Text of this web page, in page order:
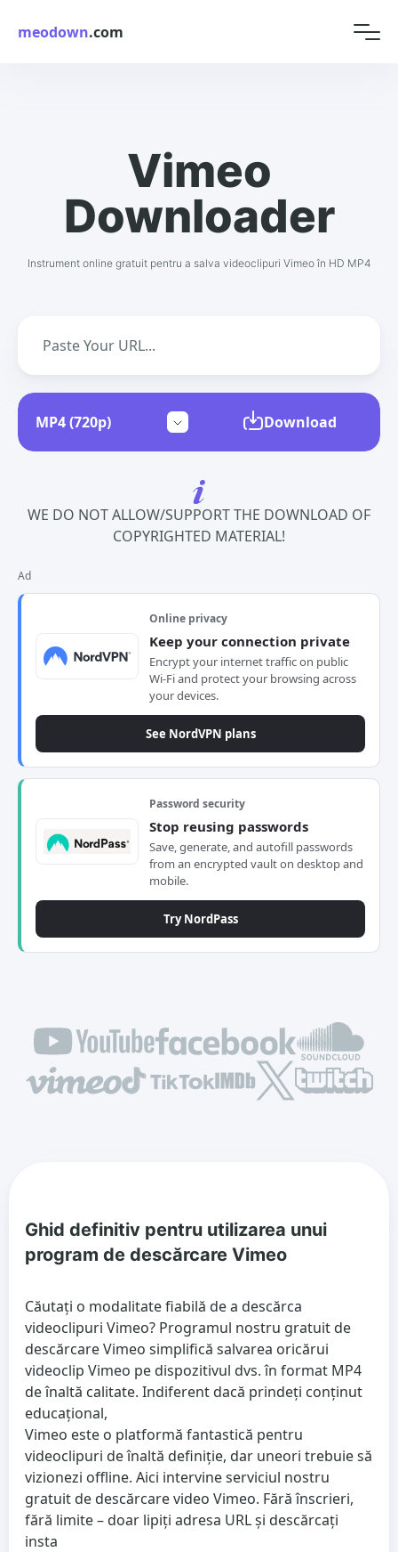
meodown.com
Vimeo
Downloader
Instrument online gratuit pentru a salva videoclipuri Vimeo în HD MP4
Download
WE DO NOT ALLOW/SUPPORT THE DOWNLOAD OF
COPYRIGHTED MATERIAL!
Ad
Online privacy
Keep your connection private
Encrypt your internet traffic on public
Wi-Fi and protect your browsing across
your devices.
See NordVPN plans
Password security
Stop reusing passwords
Save, generate, and autofill passwords
from an encrypted vault on desktop and
mobile.
Try NordPass
Ghid definitiv pentru utilizarea unui
program de descărcare Vimeo
Căutați o modalitate fiabilă de a descărca
videoclipuri Vimeo? Programul nostru gratuit de
descărcare Vimeo simplifică salvarea oricărui
videoclip Vimeo pe dispozitivul dvs. în format MP4
de înaltă calitate. Indiferent dacă prindeți conținut
educațional,
Vimeo este o platformă fantastică pentru
videoclipuri de înaltă definiție, dar uneori trebuie să
vizionezi offline. Aici intervine serviciul nostru
gratuit de descărcare video Vimeo. Fără înscrieri,
fără limite – doar lipiți adresa URL și descărcați
insta